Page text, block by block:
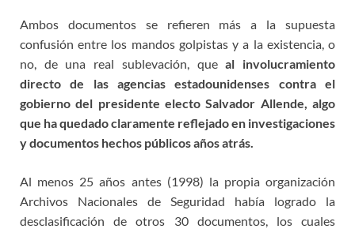
Ambos documentos se refieren más a la supuesta
confusión entre los mandos golpistas y a la existencia, o
no, de una real sublevación, queal involucramiento
directo de las agencias estadounidenses contra el
gobierno del presidente electo Salvador Allende, algo
que ha quedado claramente reflejado en investigaciones
y documentos hechos públicos años atrás.
Al menos 25 años antes (1998) la propia organización
Archivos Nacionales de Seguridad había logrado la
desclasificación de otros 30 documentos, los cuales